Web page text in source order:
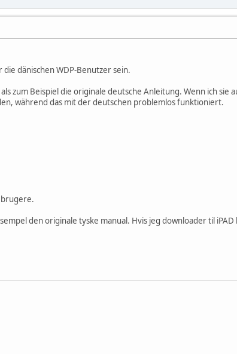
dänischen WDP-Benutzer sein.
zum Beispiel die originale deutsche Anleitung. Wenn ich sie
während das mit der deutschen problemlos funktioniert.
brugere.
den originale tyske manual. Hvis jeg downloader til iPAD